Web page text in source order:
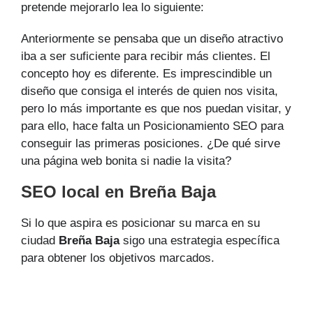
pretende mejorarlo lea lo siguiente:
Anteriormente se pensaba que un diseño atractivo
iba a ser suficiente para recibir más clientes. El
concepto hoy es diferente. Es imprescindible un
diseño que consiga el interés de quien nos visita,
pero lo más importante es que nos puedan visitar, y
para ello, hace falta un Posicionamiento SEO para
conseguir las primeras posiciones. ¿De qué sirve
una página web bonita si nadie la visita?
SEO local en Breña Baja
Si lo que aspira es posicionar su marca en su
ciudad Breña Bajasigo una estrategia específica
para obtener los objetivos marcados.